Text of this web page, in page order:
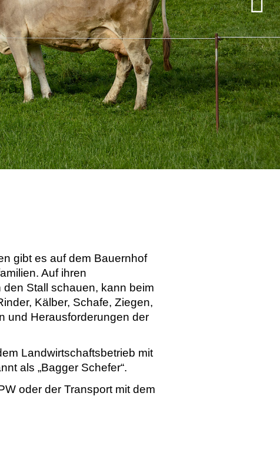
gibt es auf dem Bauernhof
Auf ihren
Stall schauen, kann beim
Kälber, Schafe, Ziegen,
und Herausforderungen der
Landwirtschaftsbetrieb mit
als „Bagger Schefer“.
oder der Transport mit dem